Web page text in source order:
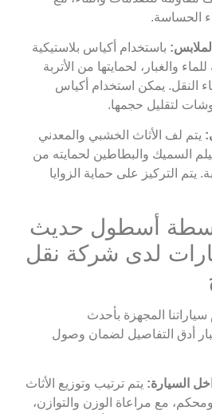
الحساسة.
باستخدام أكياس بلاستيكية
والغبار، لحمايتها من الأتربة
النقل. يمكن استخدام أكياس
لتقليل حجمها.
يتم لف الأثاث الخشبي والمعدني
السميك والبطاطين لحمايته من
يتم التركيز على حماية الزوايا
أسطول حديث
لدى شركة نقل
المجهزة بأحدث
أدق التفاصيل لضمان وصول
السيارة: يتم ترتيب وتوزيع الأثاث
مع مراعاة الوزن والتوازن،